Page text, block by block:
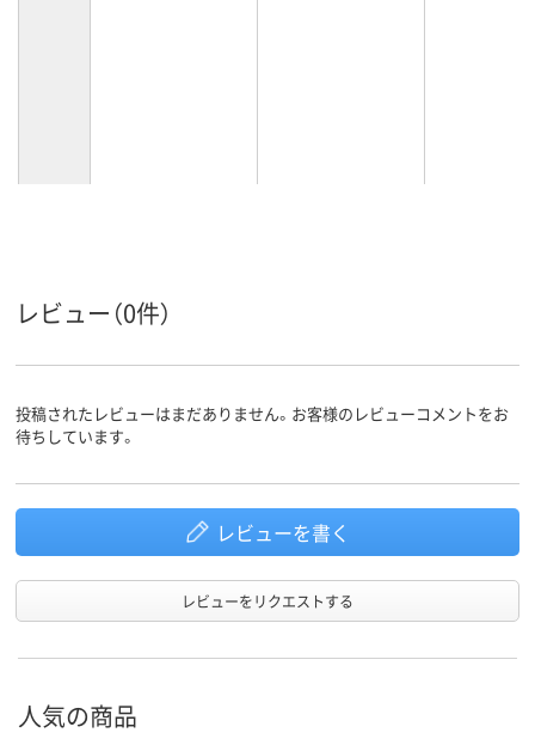
レビュー（0件）
投稿されたレビューはまだありません。お客様のレビューコメントをお
待ちしています。
レビューを書く
レビューをリクエストする
人気の商品